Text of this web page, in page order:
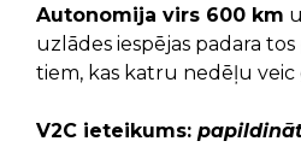
Autonomija virs 600 km
uzlādes iespējas padara
tiem, kas katru nedēļu
V2C ieteikums: